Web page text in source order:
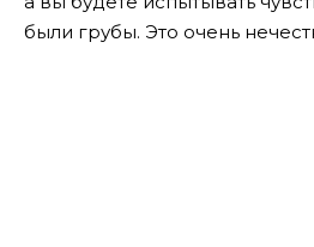
были грубы. Это очень